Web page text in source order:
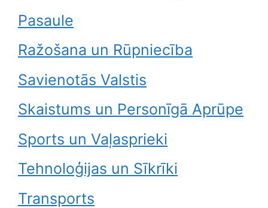
Pasaule
Ražošana un Rūpniecība
Savienotās Valstis
Skaistums un Personīgā Aprūpe
Sports un Vaļasprieki
Tehnoloģijas un Sīkrīki
Transports